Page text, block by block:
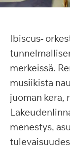
Ibiscus-
merkeissä.
musiikista
juoman kera,
menestys,